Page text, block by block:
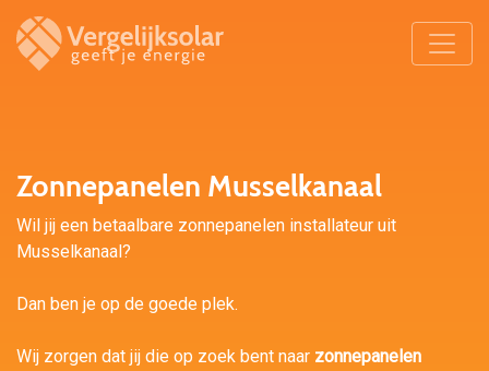
Zonnepanelen Musselkanaal
Wil jij een betaalbare zonnepanelen installateur uit
Musselkanaal?
Dan ben je op de goede plek.
Wij zorgen dat jij die op zoek bent naar zonnepanelen